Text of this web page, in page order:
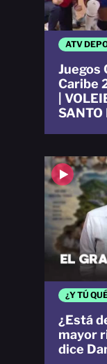
ATV
Juegos
Caribe
|
¿Y TÚ
¿Está
mayor
dice